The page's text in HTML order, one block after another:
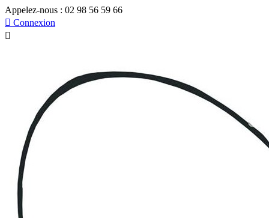
Appelez-nous : 02 98 56 59 66
 Connexion
